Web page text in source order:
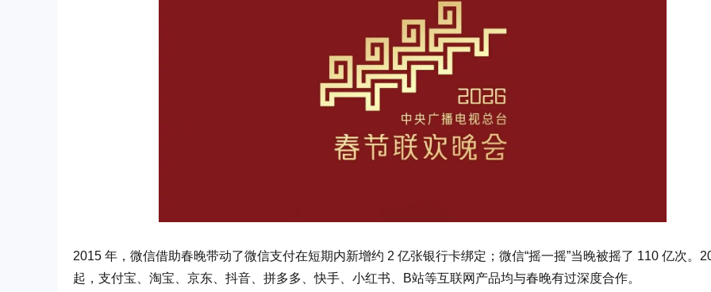
2015 年，微信借助春晚带动了微信支付在短期内新增约 2 亿张银行卡绑定；微信“摇一摇”当晚被摇了 110 亿次。
起，支付宝、淘宝、京东、抖音、拼多多、快手、小红书、B站等互联网产品均与春晚有过深度合作。